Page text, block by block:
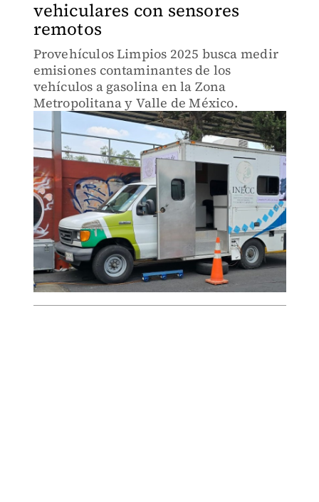
vehiculares con sensores
remotos
Provehículos Limpios 2025 busca medir
emisiones contaminantes de los
vehículos a gasolina en la Zona
Metropolitana y Valle de México.